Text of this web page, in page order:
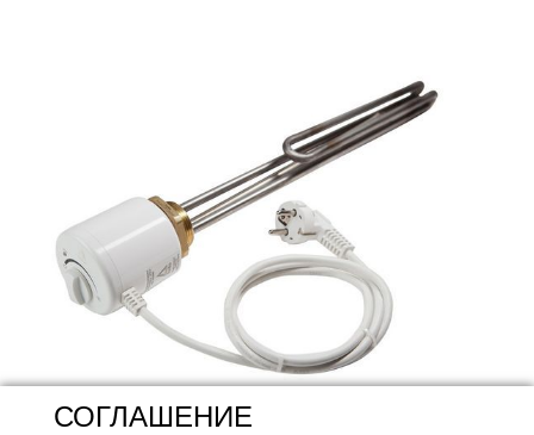
Тепловентиляторы
Готовые решения
Аккумуляторные батареи
СОГЛАШЕНИЕ